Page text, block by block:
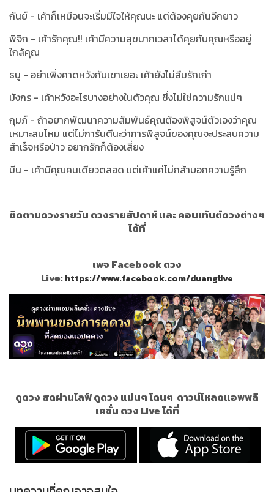
กันย์ - เค้าก็เหมือนจะเริ่มมีใจให้คุณนะ แต่ต้องคุยกันอีกยาว
พิจิก - เค้ารักคุณ!! เค้ามีความสุขมากเวลาได้คุยกับคุณหรืออยู่
ใกล้คุณ
ธนู - อย่าเพิ่งคาดหวังกับเขาเยอะ เค้ายังไม่ลืมรักเก่า
มังกร - เค้าหวังอะไรบางอย่างในตัวคุณ ซึ่งไม่ใช่ความรักแน่ๆ
กุมภ์ - ถ้าอยากพัฒนาความสัมพันธ์คุณต้องพิสูจน์ตัวเองว่าคุณ
เหมาะสมไหม แต่ไม่การันตีนะว่าการพิสูจน์ของคุณจะประสบความ
สำเร็จหรือป่าว อยากรักก็ต้องเสี่ยง
มีน - เค้ามีคุณคนเดียวตลอด แต่เค้าแค่ไม่กล้าบอกความรู้สึก
ติดตามดวงรายวัน ดวงรายสัปดาห์ และ คอนเท้นต์ดวงต่างๆ
ได้ที่
เพจ Facebook ดวง
Live:https://www.facebook.com/duanglive
ดูดวง สดผ่านไลฟ์ ดูดวง แม่นๆ โดนๆ ดาวน์โหลดแอพพลิ
เคชั่น ดวง Live ได้ที่